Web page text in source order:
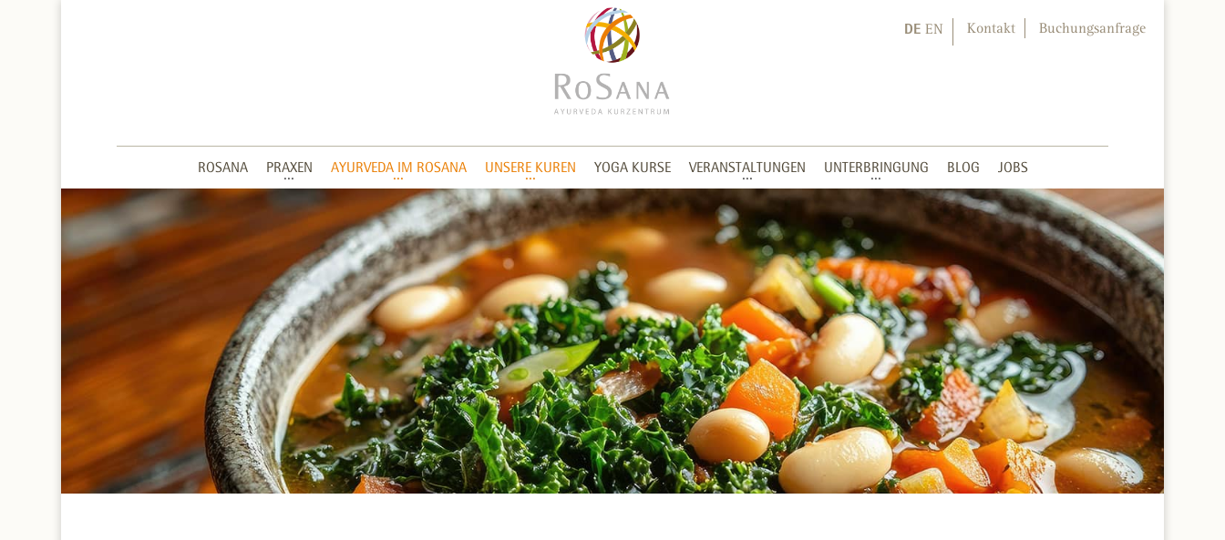
ROSANA PRAXEN AYURVEDA IM ROSANA UNSERE KUREN YOGA KURSE VERANSTALTUNGEN UNTERBRINGUNG BLOG JOBS
DE EN Kontakt Buchungsanfrage